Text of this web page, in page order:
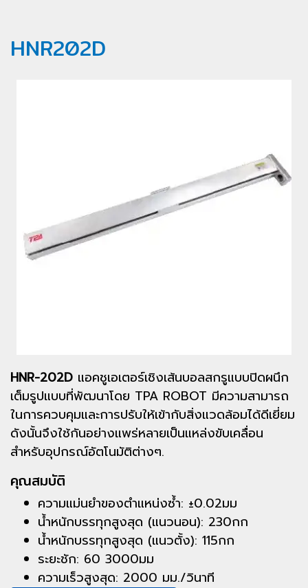
HNR202D
HNR-202D แอคชูเอเตอร์เชิงเส้นบอลสกรูแบบปิดผนึก
เต็มรูปแบบที่พัฒนาโดย TPA ROBOT มีความสามารถ
ในการควบคุมและการปรับให้เข้ากับสิ่งแวดล้อมได้ดีเยี่ยม
ดังนั้นจึงใช้กันอย่างแพร่หลายเป็นแหล่งขับเคลื่อน
สำหรับอุปกรณ์อัตโนมัติต่างๆ.
คุณสมบัติ
ความแม่นยำของตำแหน่งซ้ำ: ±0.02มม
น้ำหนักบรรทุกสูงสุด (แนวนอน): 230กก
น้ำหนักบรรทุกสูงสุด (แนวตั้ง): 115กก
ระยะชัก: 60 3000มม
ความเร็วสูงสุด: 2000 มม./วินาที